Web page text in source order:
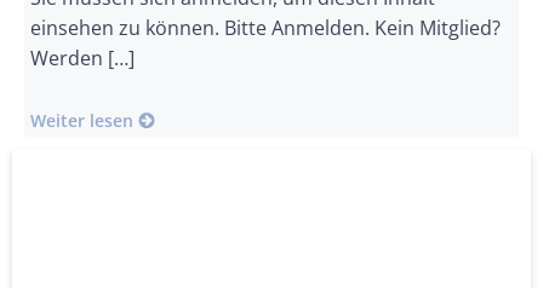
einsehen zu können. Bitte Anmelden. Kein Mitglied?
Werden […]
Weiter lesen